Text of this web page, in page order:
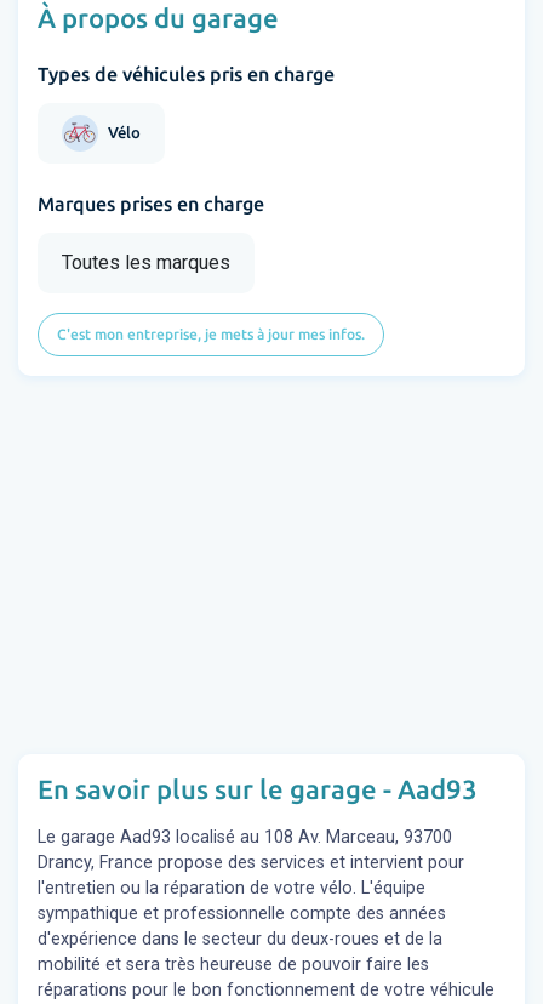
À propos du garage
Types de véhicules pris en charge
Vélo
Marques prises en charge
Toutes les marques
C'est mon entreprise, je mets à jour mes infos.
En savoir plus sur le garage - Aad93
Le garage Aad93 localisé au 108 Av. Marceau, 93700
Drancy, France propose des services et intervient pour
l'entretien ou la réparation de votre vélo. L'équipe
sympathique et professionnelle compte des années
d'expérience dans le secteur du deux-roues et de la
mobilité et sera très heureuse de pouvoir faire les
réparations pour le bon fonctionnement de votre véhicule